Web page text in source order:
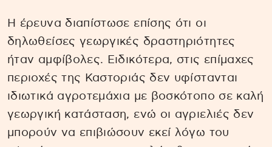
Η έρευνα διαπίστωσε επίσης ότι οι
δηλωθείσες γεωργικές δραστηριότητες
ήταν αμφίβολες. Ειδικότερα, στις επίμαχες
περιοχές της Καστοριάς δεν υφίστανται
ιδιωτικά αγροτεμάχια με βοσκότοπο σε καλή
γεωργική κατάσταση, ενώ οι αγριελιές δεν
μπορούν να επιβιώσουν εκεί λόγω του